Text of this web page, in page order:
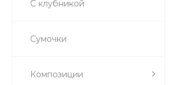
С клубникой
Сумочки
Композиции